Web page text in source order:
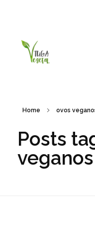
Home ovos
Posts
veganos